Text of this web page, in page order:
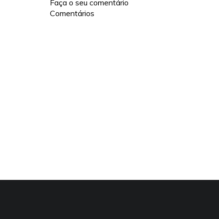
Faça o seu comentário
Comentários